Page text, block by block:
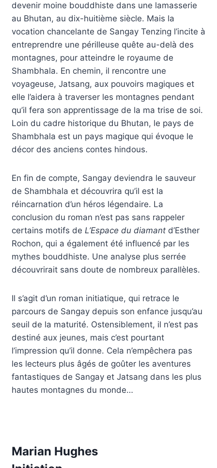
devenir moine bouddhiste dans une lamasserie
au Bhutan, au dix-huitième siècle. Mais la
vocation chancelante de Sangay Tenzing l’incite à
entreprendre une périlleuse quête au-delà des
montagnes, pour atteindre le royaume de
Shambhala. En chemin, il rencontre une
voyageuse, Jatsang, aux pouvoirs magiques et
elle l’aidera à traverser les montagnes pendant
qu’il fera son apprentissage de la ma trise de soi.
Loin du cadre historique du Bhutan, le pays de
Shambhala est un pays magique qui évoque le
décor des anciens contes hindous.
En fin de compte, Sangay deviendra le sauveur
de Shambhala et découvrira qu’il est la
réincarnation d’un héros légendaire. La
conclusion du roman n’est pas sans rappeler
certains motifs de L’Espace du diamant d’Esther
Rochon, qui a également été influencé par les
mythes bouddhiste. Une analyse plus serrée
découvrirait sans doute de nombreux parallèles.
Il s’agit d’un roman initiatique, qui retrace le
parcours de Sangay depuis son enfance jusqu’au
seuil de la maturité. Ostensiblement, il n’est pas
destiné aux jeunes, mais c’est pourtant
l’impression qu’il donne. Cela n’empêchera pas
les lecteurs plus âgés de goûter les aventures
fantastiques de Sangay et Jatsang dans les plus
hautes montagnes du monde…
Marian Hughes